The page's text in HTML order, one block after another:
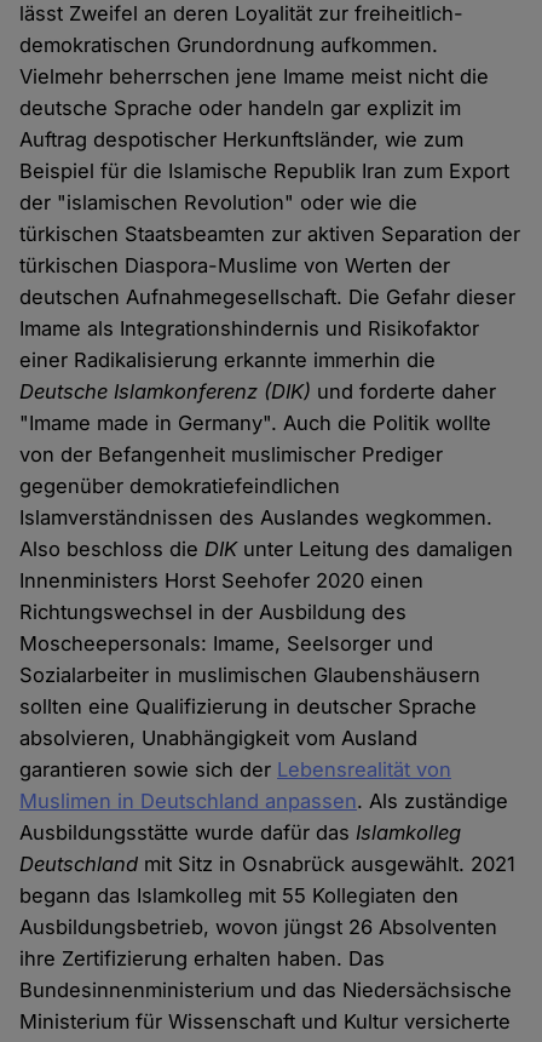
lässt Zweifel an deren Loyalität zur freiheitlich-
demokratischen Grundordnung aufkommen.
Vielmehr beherrschen jene Imame meist nicht die
deutsche Sprache oder handeln gar explizit im
Auftrag despotischer Herkunftsländer, wie zum
Beispiel für die Islamische Republik Iran zum Export
der "islamischen Revolution" oder wie die
türkischen Staatsbeamten zur aktiven Separation der
türkischen Diaspora-Muslime von Werten der
deutschen Aufnahmegesellschaft. Die Gefahr dieser
Imame als Integrationshindernis und Risikofaktor
einer Radikalisierung erkannte immerhin die
Deutsche Islamkonferenz (DIK) und forderte daher
"Imame made in Germany". Auch die Politik wollte
von der Befangenheit muslimischer Prediger
gegenüber demokratiefeindlichen
Islamverständnissen des Auslandes wegkommen.
Also beschloss dieDIKunter Leitung des damaligen
Innenministers Horst Seehofer 2020 einen
Richtungswechsel in der Ausbildung des
Moscheepersonals: Imame, Seelsorger und
Sozialarbeiter in muslimischen Glaubenshäusern
sollten eine Qualifizierung in deutscher Sprache
absolvieren, Unabhängigkeit vom Ausland
garantieren sowie sich der Lebensrealität von
Muslimen in Deutschland anpassen. Als zuständige
Ausbildungsstätte wurde dafür dasIslamkolleg
Deutschland mit Sitz in Osnabrück ausgewählt. 2021
begann das Islamkolleg mit 55 Kollegiaten den
Ausbildungsbetrieb, wovon jüngst 26 Absolventen
ihre Zertifizierung erhalten haben. Das
Bundesinnenministerium und das Niedersächsische
Ministerium für Wissenschaft und Kultur versicherte